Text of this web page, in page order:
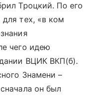
Троцкий. По его
тех, «в ком
чего идею
ВЦИК ВКП(б).
Знамени –
он был